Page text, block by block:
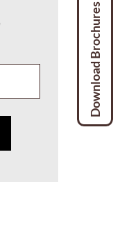
Download Brochures